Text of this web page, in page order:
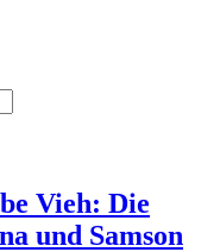
Vieh: Die
und Samson